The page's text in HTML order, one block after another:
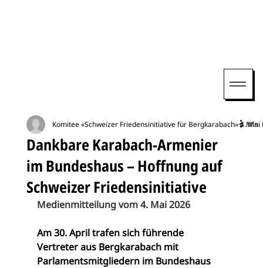
Dankbare Karabach-Armenier
im Bundeshaus – Hoffnung auf
Schweizer Friedensinitiative
Komitee «Schweizer Friedensinitiative für Bergkarabach»4. Mai
1 Min.
Medienmitteilung vom 4. Mai 2026
Am 30. April trafen sich führende
Vertreter aus Bergkarabach mit
Parlamentsmitgliedern im Bundeshaus